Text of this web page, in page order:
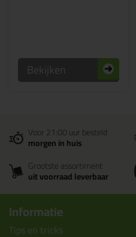
Bekijken
Voor 21:00 uur besteld
morgen in huis
Grootste assortiment
uit voorraad leverbaar
Informatie
Tips en tricks